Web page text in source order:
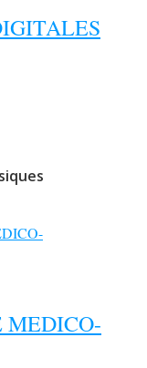
MEDICO-